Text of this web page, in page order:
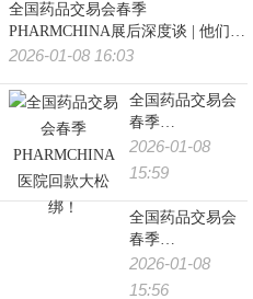
全国药品交易会春季
PHARMCHINA展后深度谈 | 他们为
什么说“明年还要来”药交会高增长
2026-01-08 16:03
全国药品交易会
春季
PHARMCHINA医
院回款大松绑！
2026-01-08
15:59
全国药品交易会
春季
PHARMCHINA15
省明确药事会召
2026-01-08
15:56